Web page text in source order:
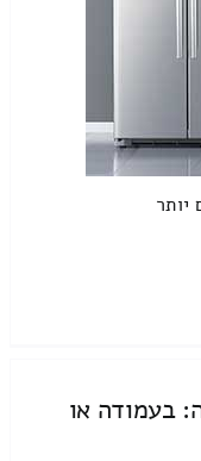
בעמודה או